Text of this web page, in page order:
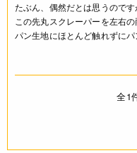
たぶん、偶然だとは思うのです
この先丸スクレーパーを左右の
パン生地にほとんど触れずにパ
全1